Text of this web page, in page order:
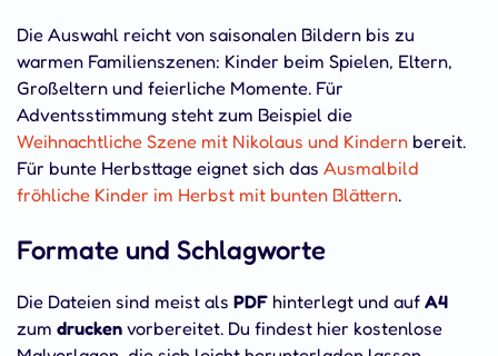
Die Auswahl reicht von saisonalen Bildern bis zu
warmen Familienszenen: Kinder beim Spielen, Eltern,
Großeltern und feierliche Momente. Für
Adventsstimmung steht zum Beispiel die
Weihnachtliche Szene mit Nikolaus und Kindern bereit.
Für bunte Herbsttage eignet sich das Ausmalbild
fröhliche Kinder im Herbst mit bunten Blättern.
Formate und Schlagworte
Die Dateien sind meist als PDF hinterlegt und auf A4
zum drucken vorbereitet. Du findest hier kostenlose